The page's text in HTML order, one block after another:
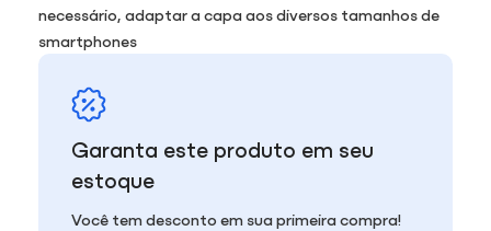
necessário, adaptar a capa aos diversos tamanhos de
smartphones
Garanta este produto em seu
estoque
Você tem desconto em sua primeira compra!